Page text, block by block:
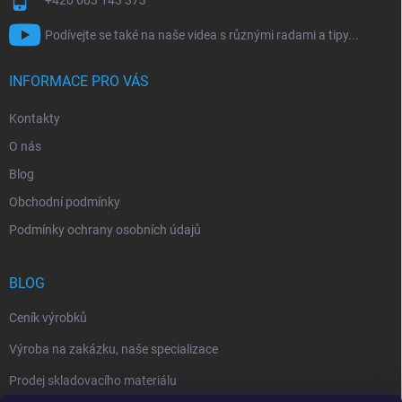
Podívejte se také na naše videa s různými radami a tipy...
INFORMACE PRO VÁS
Kontakty
O nás
Blog
Obchodní podmínky
Podmínky ochrany osobních údajů
BLOG
Ceník výrobků
Výroba na zakázku, naše specializace
Prodej skladovacího materiálu